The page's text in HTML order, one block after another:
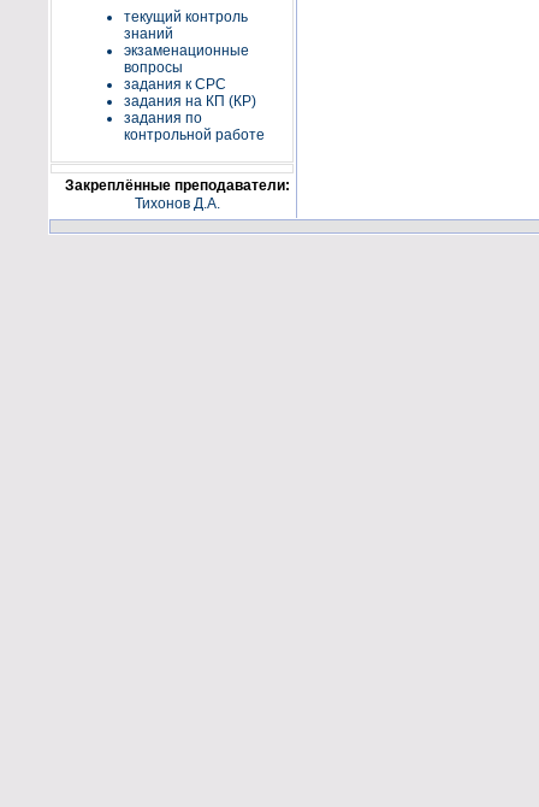
текущий контроль
знаний
экзаменационные
вопросы
задания к СРС
задания на КП (КР)
задания по
контрольной работе
Закреплённые преподаватели:
Тихонов Д.А.